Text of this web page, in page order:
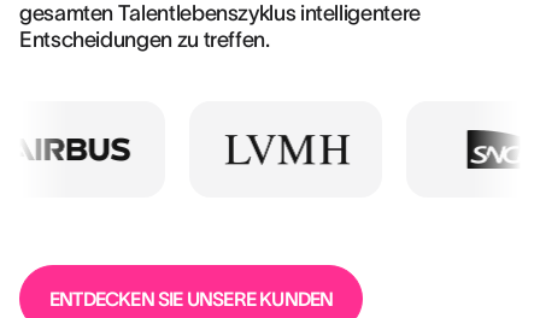
gesamten Talentlebenszyklus intelligentere
Entscheidungen zu treffen.
ENTDECKEN SIE UNSERE KUNDEN